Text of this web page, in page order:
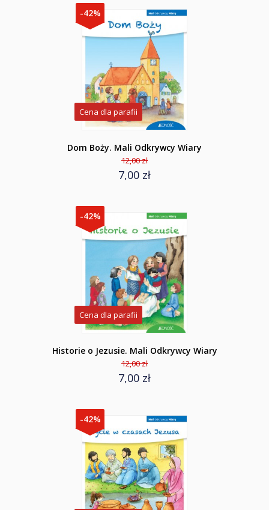
-42%
Cena dla parafii
Dom Boży. Mali Odkrywcy Wiary
12,00 zł
7,00 zł
-42%
Cena dla parafii
Historie o Jezusie. Mali Odkrywcy Wiary
12,00 zł
7,00 zł
-42%